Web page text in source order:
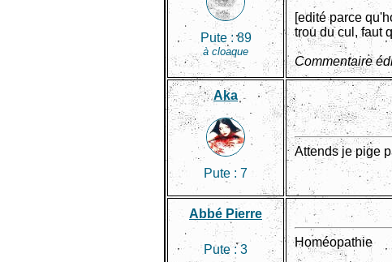
Pute :89
à cloaque
[edité parce
trou du cul, faut
Commentaire
Aka
Pute : 7
Attends je pige
Abbé Pierre
Pute :3
Homéopathie